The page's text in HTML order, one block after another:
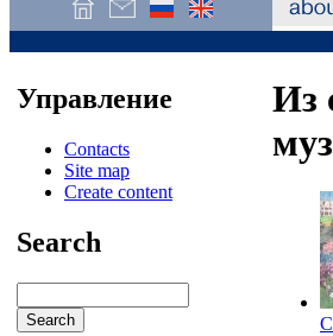
Управление
Contacts
Site map
Create content
Search
Из